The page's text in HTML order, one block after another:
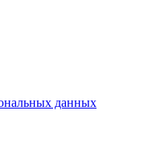
данных